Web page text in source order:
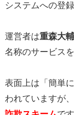
システムへの登
運営者は重森大輔
名称のサービス
表面上は「簡単
われていますが